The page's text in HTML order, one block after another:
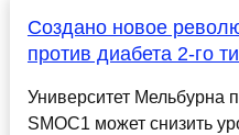
Создано новое
против диабета 2-го
Университет Мельбурна
SMOC1 может снизить